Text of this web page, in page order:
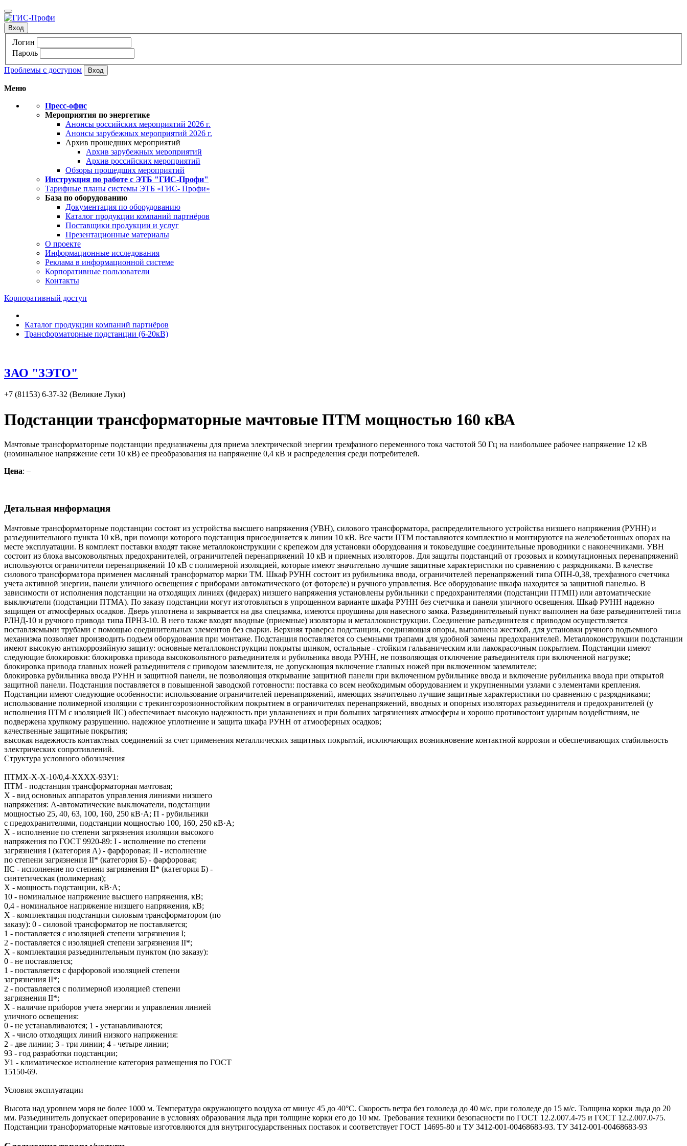
Вход
Логин
Пароль
Проблемы с доступом
Меню
Пресс-офис
Мероприятия по энергетике
Анонсы российских мероприятий 2026 г.
Анонсы зарубежных мероприятий 2026 г.
Архив прошедших мероприятий
Архив зарубежных мероприятий
Архив российских мероприятий
Обзоры прошедших мероприятий
Инструкция по работе с ЭТБ "ГИС-Профи"
Тарифные планы системы ЭТБ «ГИС- Профи»
База по оборудованию
Документация по оборудованию
Каталог продукции компаний партнёров
Поставщики продукции и услуг
Презентационные материалы
О проекте
Информационные исследования
Реклама в информационной системе
Корпоративные пользователи
Контакты
Корпоративный доступ
Каталог продукции компаний партнёров
Трансформаторные подстанции (6-20кВ)
ЗАО "ЗЭТО"
+7 (81153) 6-37-32 (Великие Луки)
Подстанции трансформаторные мачтовые ПТМ мощностью 160 кВА
Мачтовые трансформаторные подстанции предназначены для приема электрической энергии трехфазного переменного тока частотой 50 Гц на наибольшее рабочее напряжение 12 кВ
(номинальное напряжение сети 10 кВ) ее преобразования на напряжение 0,4 кВ и распределения среди потребителей.
Цена: –
Детальная информация
Мачтовые трансформаторные подстанции состоят из устройства высшего напряжения (УВН), силового трансформатора, распределительного устройства низшего напряжения (РУНН) и
разъединительного пункта 10 кВ, при помощи которого подстанция присоединяется к линии 10 кВ. Все части ПТМ поставляются комплектно и монтируются на железобетонных опорах на
месте эксплуатации. В комплект поставки входят также металлоконструкции с крепежом для установки оборудования и токоведущие соединительные проводники с наконечниками. УВН
состоит из блока высоковольтных предохранителей, ограничителей перенапряжений 10 кВ и приемных изоляторов. Для защиты подстанций от грозовых и коммутационных перенапряжений
используются ограничители перенапряжений 10 кВ с полимерной изоляцией, которые имеют значительно лучшие защитные характеристики по сравнению с разрядниками. В качестве
силового трансформатора применен масляный трансформатор марки ТМ. Шкаф РУНН состоит из рубильника ввода, ограничителей перенапряжений типа ОПН-0,38, трехфазного счетчика
учета активной энергии, панели уличного освещения с приборами автоматического (от фотореле) и ручного управления. Все оборудование шкафа находится за защитной панелью. В
зависимости от исполнения подстанции на отходящих линиях (фидерах) низшего напряжения установлены рубильники с предохранителями (подстанции ПТМП) или автоматические
выключатели (подстанции ПТМА). По заказу подстанции могут изготовляться в упрощенном варианте шкафа РУНН без счетчика и панели уличного освещения. Шкаф РУНН надежно
защищен от атмосферных осадков. Дверь уплотнена и закрывается на два спецзамка, имеются проушины для навесного замка. Разъединительный пункт выполнен на базе разъединителей типа
РЛНД-10 и ручного привода типа ПРНЗ-10. В него также входят вводные (приемные) изоляторы и металлоконструкции. Соединение разъединителя с приводом осуществляется
поставляемыми трубами с помощью соединительных элементов без сварки. Верхняя траверса подстанции, соединяющая опоры, выполнена жесткой, для установки ручного подъемного
механизма позволяет производить подъем оборудования при монтаже. Подстанция поставляется со съемными трапами для удобной замены предохранителей. Металлоконструкции подстанции
имеют высокую антикоррозийную защиту: основные металлоконструкции покрыты цинком, остальные - стойким гальваническим или лакокрасочным покрытием. Подстанции имеют
следующие блокировки: блокировка привода высоковольтного разъединителя и рубильника ввода РУНН, не позволяющая отключение разъединителя при включенной нагрузке;
блокировка привода главных ножей разъединителя с приводом заземлителя, не допускающая включение главных ножей при включенном заземлителе;
блокировка рубильника ввода РУНН и защитной панели, не позволяющая открывание защитной панели при включенном рубильнике ввода и включение рубильника ввода при открытой
защитной панели. Подстанция поставляется в повышенной заводской готовности: поставка со всем необходимым оборудованием и укрупненными узлами с элементами крепления.
Подстанции имеют следующие особенности: использование ограничителей перенапряжений, имеющих значительно лучшие защитные характеристики по сравнению с разрядниками;
использование полимерной изоляции с трекингоэрозионностойким покрытием в ограничителях перенапряжений, вводных и опорных изоляторах разъединителя и предохранителей (у
исполнения ПТМ с изоляцией IIС) обеспечивает высокую надежность при увлажнениях и при больших загрязнениях атмосферы и хорошо противостоит ударным воздействиям, не
подвержена хрупкому разрушению. надежное уплотнение и защита шкафа РУНН от атмосферных осадков;
качественные защитные покрытия;
высокая надежность контактных соединений за счет применения металлических защитных покрытий, исключающих возникновение контактной коррозии и обеспечивающих стабильность
электрических сопротивлений.
Структура условного обозначения
ПТМХ-Х-Х-10/0,4-ХХХХ-93У1:
ПТМ - подстанция трансформаторная мачтовая;
Х - вид основных аппаратов управления линиями низшего
напряжения: А-автоматические выключатели, подстанции
мощностью 25, 40, 63, 100, 160, 250 кВ·А; П - рубильники
с предохранителями, подстанции мощностью 100, 160, 250 кВ·А;
Х - исполнение по степени загрязнения изоляции высокого
напряжения по ГОСТ 9920-89: I - исполнение по степени
загрязнения I (категория А) - фарфоровая; II - исполнение
по степени загрязнения II* (категория Б) - фарфоровая;
IIС - исполнение по степени загрязнения II* (категория Б) -
синтетическая (полимерная);
Х - мощность подстанции, кВ·А;
10 - номинальное напряжение высшего напряжения, кВ;
0,4 - номинальное напряжение низшего напряжения, кВ;
Х - комплектация подстанции силовым трансформатором (по
заказу): 0 - силовой трансформатор не поставляется;
1 - поставляется с изоляцией степени загрязнения I;
2 - поставляется с изоляцией степени загрязнения II*;
Х - комплектация разъединительным пунктом (по заказу):
0 - не поставляется;
1 - поставляется с фарфоровой изоляцией степени
загрязнения II*;
2 - поставляется с полимерной изоляцией степени
загрязнения II*;
Х - наличие приборов учета энергии и управления линией
уличного освещения:
0 - не устанавливаются; 1 - устанавливаются;
Х - число отходящих линий низкого напряжения:
2 - две линии; 3 - три линии; 4 - четыре линии;
93 - год разработки подстанции;
У1 - климатическое исполнение категория размещения по ГОСТ
15150-69.
Условия эксплуатации
Высота над уровнем моря не более 1000 м. Температура окружающего воздуха от минус 45 до 40°С. Скорость ветра без гололеда до 40 м/с, при гололеде до 15 м/с. Толщина корки льда до 20
мм. Разъединитель допускает оперирование в условиях образования льда при толщине корки его до 10 мм. Требования техники безопасности по ГОСТ 12.2.007.4-75 и ГОСТ 12.2.007.0-75.
Подстанции трансформаторные мачтовые изготовляются для внутригосударственных поставок и соответствует ГОСТ 14695-80 и ТУ 3412-001-00468683-93. ТУ 3412-001-00468683-93